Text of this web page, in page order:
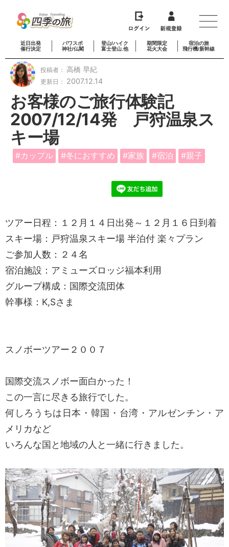
近日出発
催行決定
パワスポ
神社/仏閣
登山/ハイク
富士登山.他
期間限定
花火大会
宿泊の旅
飛行機/新幹線
投稿者： 高橋 早紀
更新日： 2007.12.14
お客様のご旅行体験記
2007/12/14発 戸狩温泉ス
キー場
カップル 冬におすすめ 家族 宿泊 親子
ツアー日程：１２月１４日出発～１２月１６日到着
スキー場：戸狩温泉スキー場 半泊付 楽々プラン
ご参加人数：２４名
宿泊施設：アミューズロッジ福本利用
グループ構成：国際交流団体
幹事様：K,Sさま
スノボーツアー２００７
国際交流スノボー面白かった！
この一言に尽きる旅行でした。
何しろうちは日本・韓国・台湾・アルゼンチン・ア
メリカなど
いろんな国と地域の人と一緒に行きました。